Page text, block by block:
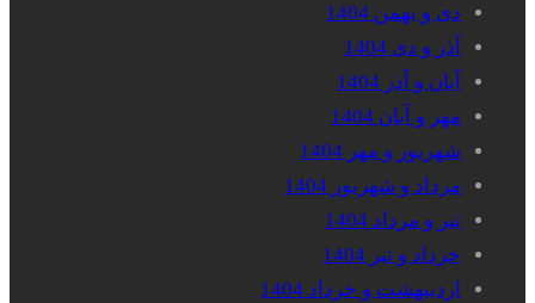
دی و بهمن 1404
آذر و دی 1404
آبان و آذر 1404
مهر و آبان 1404
شهریور و مهر 1404
مرداد و شهریور 1404
تیر و مرداد 1404
خرداد و تیر 1404
اردیبهشت و خرداد 1404